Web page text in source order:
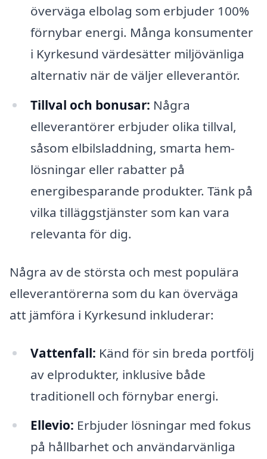
överväga elbolag som erbjuder 100%
förnybar energi. Många konsumenter
i Kyrkesund värdesätter miljövänliga
alternativ när de väljer elleverantör.
Tillval och bonusar: Några
elleverantörer erbjuder olika tillval,
såsom elbilsladdning, smarta hem-
lösningar eller rabatter på
energibesparande produkter. Tänk på
vilka tilläggstjänster som kan vara
relevanta för dig.
Några av de största och mest populära
elleverantörerna som du kan överväga
att jämföra i Kyrkesund inkluderar:
Vattenfall: Känd för sin breda portfölj
av elprodukter, inklusive både
traditionell och förnybar energi.
Ellevio: Erbjuder lösningar med fokus
på hållbarhet och användarvänliga